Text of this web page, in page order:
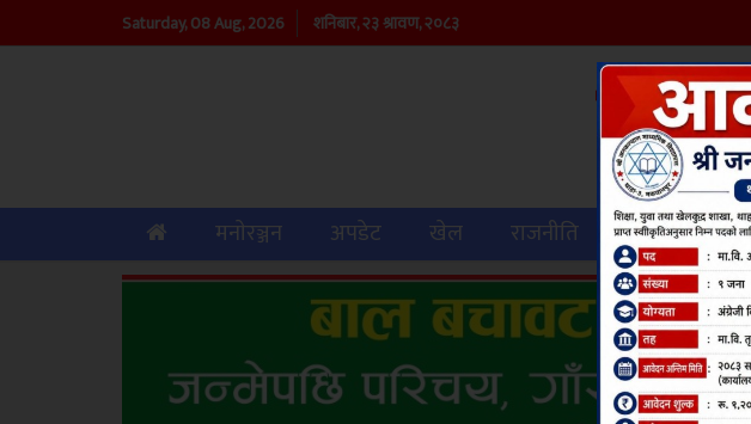
Saturday, 08 Aug, 2026 शनिबार, २३ श्रावण, २०८३
(current)
मनाेरञ्जन अपडेट खेल राजनीति विश्व कृषि